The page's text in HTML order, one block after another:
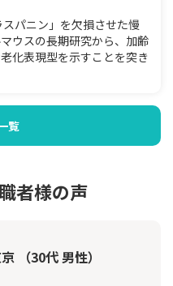
パニン」を欠損させた慢
ウスの長期研究から、加齢
化表現型を示すことを突き
覧
者様の声
（30代 男性）